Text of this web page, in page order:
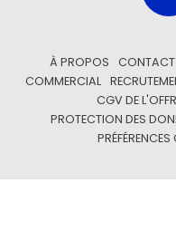
À PROPOS CONTACT
COMMERCIAL
CGV DE
PROTECTION DES